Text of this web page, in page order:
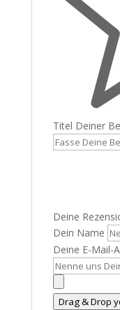
Titel Deiner
Deine
Dein Name
Deine E-Mail-
Drag & Drop